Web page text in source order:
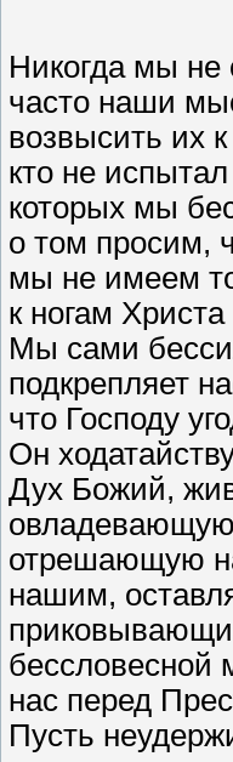
Никогда мы
часто наши
возвысить их
кто не
которых мы
о том просим,
мы не имеем
к ногам
Мы сами
подкрепляет
что Господу
Он
Дух Божий,
отрешающую
нашим,
бессловесной
нас перед
Пусть